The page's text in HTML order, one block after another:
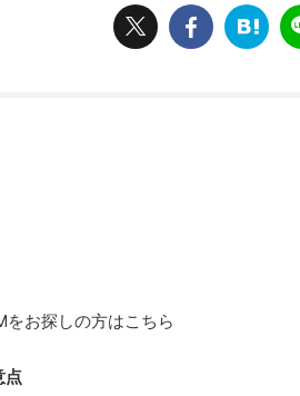
をお探しの方はこちら
点